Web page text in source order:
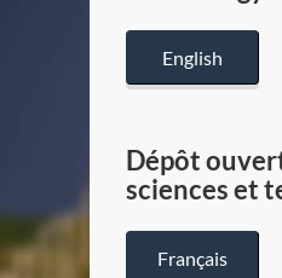
English
Dépôt
sciences et
Français